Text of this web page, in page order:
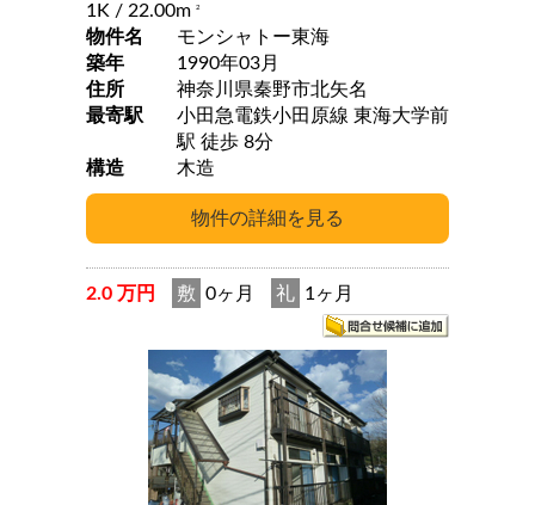
1K / 22.00m 2
物件名
モンシャトー東海
築年
1990年03月
住所
神奈川県秦野市北矢名
最寄駅
小田急電鉄小田原線 東海大学前
駅 徒歩 8分
構造
木造
2.0 万円 敷 0ヶ月 礼 1ヶ月